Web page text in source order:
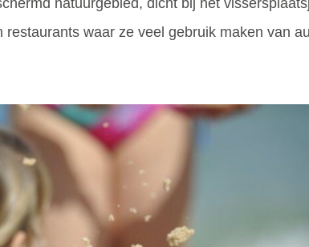
waar ze veel gebruik maken van